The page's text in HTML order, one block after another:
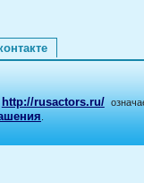
http://rusactors.ru/